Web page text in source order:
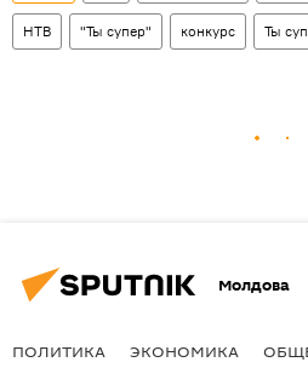
НТВ "Ты супер" конкурс Ты
Молдова
ПОЛИТИКА ЭКОНОМИКА